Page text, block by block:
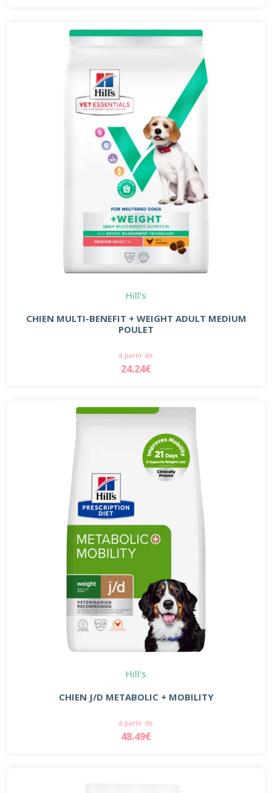
Hill's
CHIEN MULTI-BENEFIT + WEIGHT ADULT MEDIUM
POULET
à partir de
24.24€
Hill's
CHIEN J/D METABOLIC + MOBILITY
à partir de
48.49€